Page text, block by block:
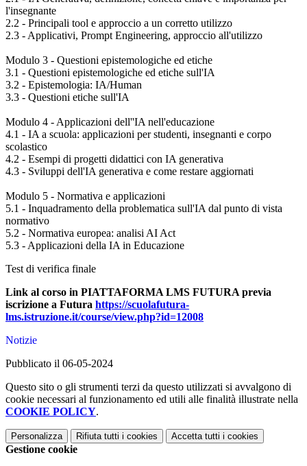
l'insegnante
2.2 - Principali tool e approccio a un corretto utilizzo
2.3 - Applicativi, Prompt Engineering, approccio all'utilizzo
Modulo 3 - Questioni epistemologiche ed etiche
3.1 - Questioni epistemologiche ed etiche sull'IA
3.2 - Epistemologia: IA/Human
3.3 - Questioni etiche sull'IA
Modulo 4 - Applicazioni dell''IA nell'educazione
4.1 - IA a scuola: applicazioni per studenti, insegnanti e corpo
scolastico
4.2 - Esempi di progetti didattici con IA generativa
4.3 - Sviluppi dell'IA generativa e come restare aggiornati
Modulo 5 - Normativa e applicazioni
5.1 - Inquadramento della problematica sull'IA dal punto di vista
normativo
5.2 - Normativa europea: analisi AI Act
5.3 - Applicazioni della IA in Educazione
Test di verifica finale
Link al corso in PIATTAFORMA LMS FUTURA previa
iscrizione a Futura https://scuolafutura-
lms.istruzione.it/course/view.php?id=12008
Notizie
Pubblicato il 06-05-2024
Questo sito o gli strumenti terzi da questo utilizzati si avvalgono di
cookie necessari al funzionamento ed utili alle finalità illustrate nella
COOKIE POLICY.
Personalizza Rifiuta tutti i cookies Accetta tutti i cookies
Gestione cookie